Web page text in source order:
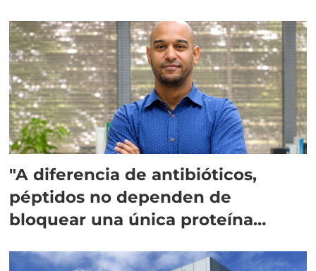
"A diferencia de antibióticos,
péptidos no dependen de
bloquear una única proteína